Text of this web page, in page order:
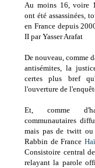
Au moins 16, voire
ont été assassinées,
en France depuis
II par Yasser Arafat
De nouveau, comme
antisémites, la
certes plus bref
l'ouverture de
Et, comme
communautaires
mais pas de twitt ou
Rabbin de France
Consistoire central
relayant la parole